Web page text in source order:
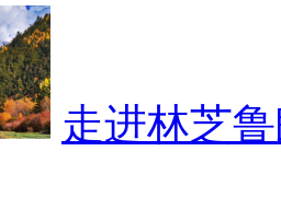
走进林芝